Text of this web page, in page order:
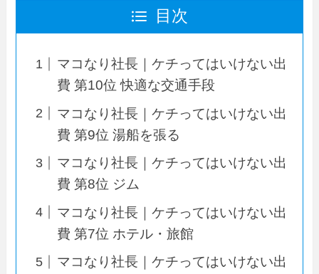
目次
マコなり社長｜ケチってはいけない出
費 第10位 快適な交通手段
マコなり社長｜ケチってはいけない出
費 第9位 湯船を張る
マコなり社長｜ケチってはいけない出
費 第8位 ジム
マコなり社長｜ケチってはいけない出
費 第7位 ホテル・旅館
マコなり社長｜ケチってはいけない出